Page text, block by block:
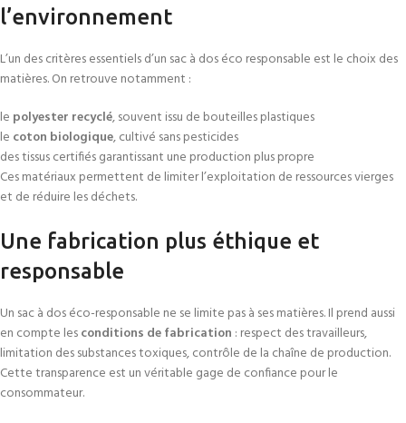
l’environnement
L’un des critères essentiels d’un sac à dos éco responsable est le choix des
matières. On retrouve notamment :
le polyester recyclé, souvent issu de bouteilles plastiques
le coton biologique, cultivé sans pesticides
des tissus certifiés garantissant une production plus propre
Ces matériaux permettent de limiter l’exploitation de ressources vierges
et de réduire les déchets.
Une fabrication plus éthique et
responsable
Un sac à dos éco-responsable ne se limite pas à ses matières. Il prend aussi
en compte lesconditions de fabrication : respect des travailleurs,
limitation des substances toxiques, contrôle de la chaîne de production.
Cette transparence est un véritable gage de confiance pour le
consommateur.